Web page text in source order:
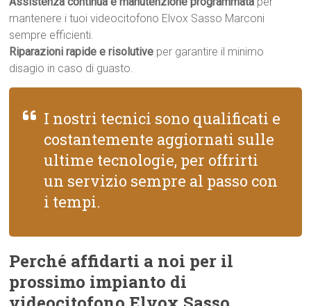
mantenere i tuoi videocitofono Elvox Sasso Marconi
sempre efficienti.
Riparazioni rapide e risolutive per garantire il minimo
disagio in caso di guasto.
I nostri tecnici sono qualificati e
costantemente aggiornati sulle
ultime tecnologie, per offrirti
un servizio sempre al passo con
i tempi.
Perché affidarti a noi per il
prossimo impianto di